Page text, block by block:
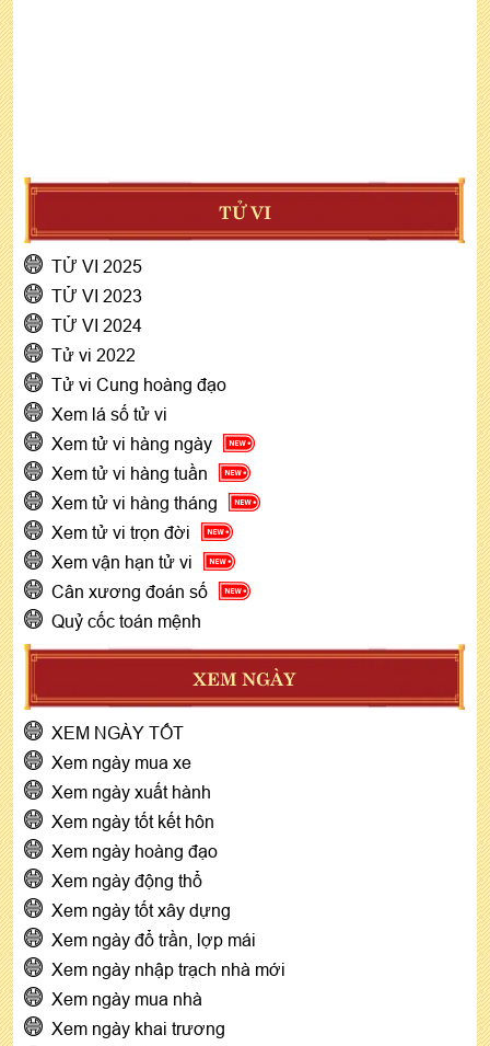
TỬ VI
TỬ VI 2025
TỬ VI 2023
TỬ VI 2024
Tử vi 2022
Tử vi Cung hoàng đạo
Xem lá số tử vi
Xem tử vi hàng ngày
Xem tử vi hàng tuần
Xem tử vi hàng tháng
Xem tử vi trọn đời
Xem vận hạn tử vi
Cân xương đoán số
Quỷ cốc toán mệnh
XEM NGÀY
XEM NGÀY TỐT
Xem ngày mua xe
Xem ngày xuất hành
Xem ngày tốt kết hôn
Xem ngày hoàng đạo
Xem ngày động thổ
Xem ngày tốt xây dựng
Xem ngày đổ trần, lợp mái
Xem ngày nhập trạch nhà mới
Xem ngày mua nhà
Xem ngày khai trương